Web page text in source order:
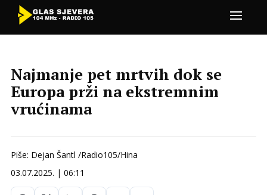
Najmanje pet mrtvih dok se
Europa prži na ekstremnim
vrućinama
Piše: Dejan Šantl /Radio105/Hina
03.07.2025. | 06:11